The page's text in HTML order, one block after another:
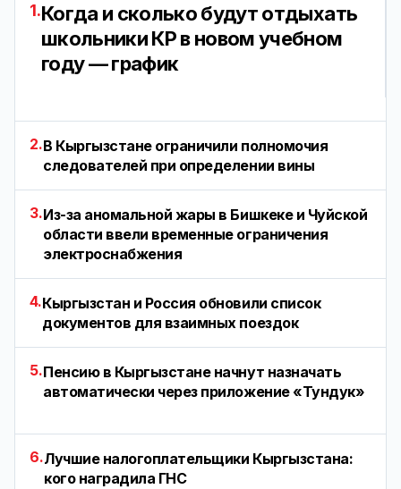
1.Когда и сколько будут отдыхать
школьники КР в новом учебном
году — график
2.В Кыргызстане ограничили полномочия
следователей при определении вины
3.Из-за аномальной жары в Бишкеке и Чуйской
области ввели временные ограничения
электроснабжения
4.Кыргызстан и Россия обновили список
документов для взаимных поездок
5.Пенсию в Кыргызстане начнут назначать
автоматически через приложение «Тундук»
6.Лучшие налогоплательщики Кыргызстана:
кого наградила ГНС